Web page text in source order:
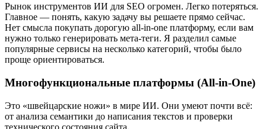
Рынок инструментов ИИ для SEO огромен. Легко потеряться.
Главное — понять, какую задачу вы решаете прямо сейчас.
Нет смысла покупать дорогую all-in-one платформу, если вам
нужно только генерировать мета-теги. Я разделил самые
популярные сервисы на несколько категорий, чтобы было
проще ориентироваться.
Многофункциональные платформы (All-in-One)
Это «швейцарские ножи» в мире ИИ. Они умеют почти всё:
от анализа семантики до написания текстов и проверки
технического состояния сайта.